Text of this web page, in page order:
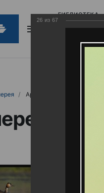
БИБЛИОТЕКА
Артемовские луга – жемчужина
26 из 67